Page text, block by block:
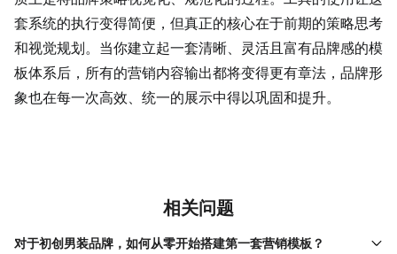
套系统的执行变得简便，但真正的核心在于前期的策略思考
和视觉规划。当你建立起一套清晰、灵活且富有品牌感的模
板体系后，所有的营销内容输出都将变得更有章法，品牌形
象也在每一次高效、统一的展示中得以巩固和提升。
相关问题
对于初创男装品牌，如何从零开始搭建第一套营销模板？